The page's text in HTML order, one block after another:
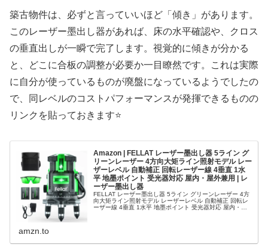
築古物件は、必ずと言っていいほど「傾き」があります。
このレーザー墨出し器があれば、床の水平確認や、クロス
の垂直出しが一瞬で完了します。視覚的に傾きが分かる
と、どこに合板の調整が必要か一目瞭然です。これは実際
に自分が使っているものが廃盤になっているようでしたの
で、同レベルのコストパフォーマンスが発揮できるものの
リンクを貼っておきます⭐
Amazon | FELLAT レーザー墨出し器 5ライン グ
リーンレーザー 4方向大矩ライン照射モデル レー
ザーレベル 自動補正 回転レーザー線 4垂直 1水
平 地墨ポイント 受光器対応 屋内・屋外兼用 | レ
ーザー墨出し器
FELLAT レーザー墨出し器 5ライン グリーンレーザー 4方
向大矩ライン照射モデル レーザーレベル 自動補正 回転レ
ーザー線 4垂直 1水平 地墨ポイント 受光器対応 屋内・屋
amzn.to